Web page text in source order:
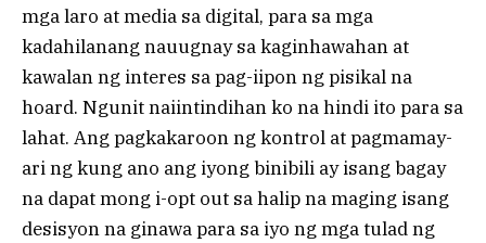
mga laro at media sa digital, para sa mga
kadahilanang nauugnay sa kaginhawahan at
kawalan ng interes sa pag-iipon ng pisikal na
hoard. Ngunit naiintindihan ko na hindi ito para sa
lahat. Ang pagkakaroon ng kontrol at pagmamay-
ari ng kung ano ang iyong binibili ay isang bagay
na dapat mong i-opt out sa halip na maging isang
desisyon na ginawa para sa iyo ng mga tulad ng